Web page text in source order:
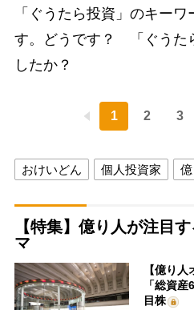
「ぐうたら投資」のキー
す。どうです？ 「ぐうた
したか？
1 2 3
おけいどん 個人投資家 億
【特集】億り人が注目
マ
【億り
「総資
目株